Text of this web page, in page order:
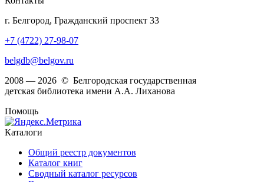
г. Белгород, Гражданский проспект 33
+7 (4722) 27-98-07
belgdb@belgov.ru
2008 — 2026 © Белгородская государственная
детская библиотека имени А.А. Лиханова
Помощь
Каталоги
Общий реестр документов
Каталог книг
Сводный каталог ресурсов